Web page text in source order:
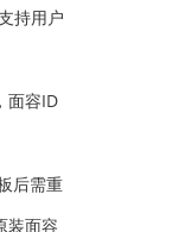
持用户
面容ID
后需重
装面容